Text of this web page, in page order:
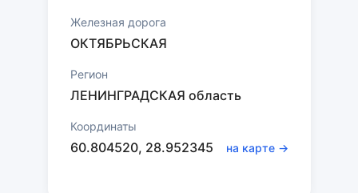
Железная дорога
ОКТЯБРЬСКАЯ
Регион
ЛЕНИНГРАДСКАЯ область
Координаты
60.804520, 28.952345 на карте →